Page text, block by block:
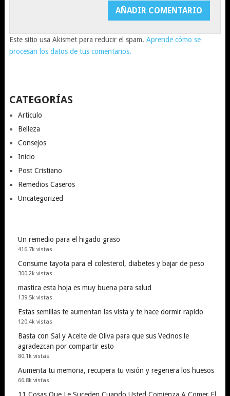
Este sitio usa Akismet para reducir el spam. Aprende cómo se
procesan los datos de tus comentarios.
CATEGORÍAS
Articulo
Belleza
Consejos
Inicio
Post Cristiano
Remedios Caseros
Uncategorized
Un remedio para el higado graso
416.7k vistas
Consume tayota para el colesterol, diabetes y bajar de peso
300.2k vistas
mastica esta hoja es muy buena para salud
139.5k vistas
Estas semillas te aumentan las vista y te hace dormir rapido
120.4k vistas
Basta con Sal y Aceite de Oliva para que sus Vecinos le
agradezcan por compartir esto
80.1k vistas
Aumenta tu memoria, recupera tu visión y regenera los huesos
66.8k vistas